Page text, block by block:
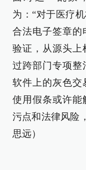
为：“对于医疗
合法电子签章的
验证，从源头上
过跨部门专项整
软件上的灰色交
使用假条或许能
污点和法律风险
思远）